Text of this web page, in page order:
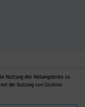
Nutzung des Webangebotes zu
der Nutzung von Cookies